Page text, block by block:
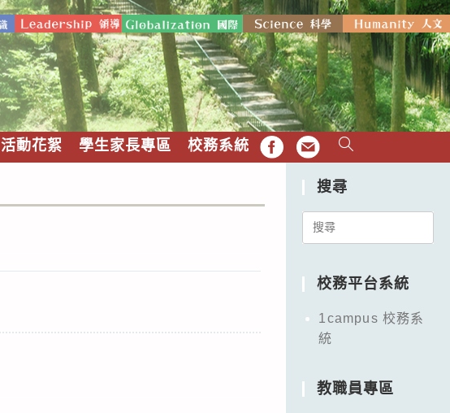
活動花絮 學生家長專區 校務系統 FB EMAIL
搜尋
Search
校務平台系統
1campus 校務系
統
教職員專區